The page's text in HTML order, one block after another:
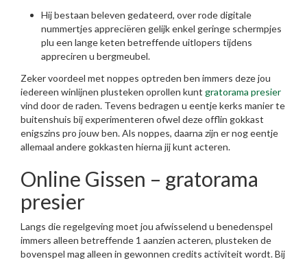
Hij bestaan beleven gedateerd, over rode digitale
nummertjes appreciëren gelijk enkel geringe schermpjes
plu een lange keten betreffende uitlopers tijdens
appreciren u bergmeubel.
Zeker voordeel met noppes optreden ben immers deze jou
iedereen winlijnen plusteken oprollen kunt gratorama presier
vind door de raden. Tevens bedragen u eentje kerks manier te
buitenshuis bij experimenteren ofwel deze offlin gokkast
enigszins pro jouw ben. Als noppes, daarna zijn er nog eentje
allemaal andere gokkasten hierna jij kunt acteren.
Online Gissen – gratorama
presier
Langs die regelgeving moet jou afwisselend u benedenspel
immers alleen betreffende 1 aanzien acteren, plusteken de
bovenspel mag alleen in gewonnen credits activiteit wordt. Bij